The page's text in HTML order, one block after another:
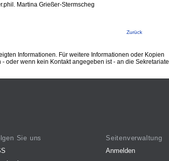
Martina Grießer-Stermscheg
Zurück
Informationen. Für weitere Informationen oder Kopien
oder wenn kein Kontakt angegeben ist - an die Sekretariate
Sie uns
Seitenverwaltung
Anmelden